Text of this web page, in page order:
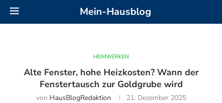
Mein-Hausblog
HEIMWERKEN
Alte Fenster, hohe Heizkosten? Wann der
Fenstertausch zur Goldgrube wird
von HausBlogRedaktion 21. Dezember 2025